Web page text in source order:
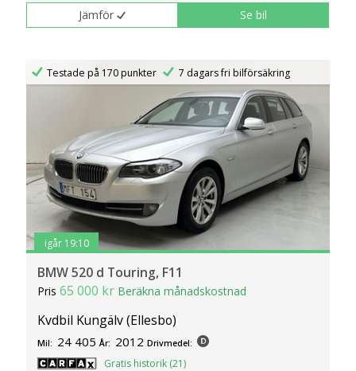
klickar du på Anpassa. Du kan alltid ändra dina
inställningar för cookies.
Jämför Se bil
Testade på 170 punkter 7 dagars fri bilförsäkring
igår 19:10
BMW 520 d Touring, F11
Pris65 000 kr Beräkna månadskostnad
Kvdbil Kungälv (Ellesbo)
Mil: 24 405 År: 2012 Drivmedel:
Gratis historik (21)